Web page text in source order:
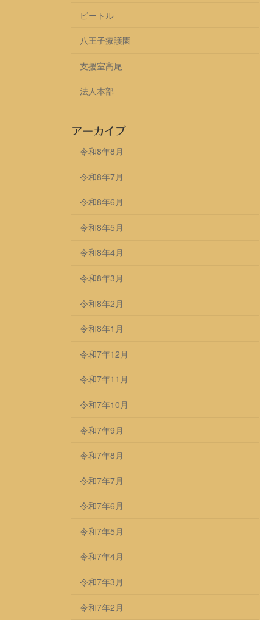
ビートル
八王子療護園
支援室高尾
法人本部
アーカイブ
令和8年8月
令和8年7月
令和8年6月
令和8年5月
令和8年4月
令和8年3月
令和8年2月
令和8年1月
令和7年12月
令和7年11月
令和7年10月
令和7年9月
令和7年8月
令和7年7月
令和7年6月
令和7年5月
令和7年4月
令和7年3月
令和7年2月